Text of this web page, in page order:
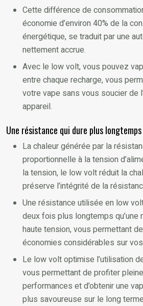
Cette différence de
économie d’environ 40% de la
énergétique, se traduit par une
nettement accrue.
Avec le low volt, vous pouvez
entre chaque recharge, vous
votre vape sans vous soucier de
appareil.
Une résistance qui dure plus longtemps
La chaleur générée par la
proportionnelle à la tension
la tension, le low volt réduit la
préserve l’intégrité de la
Une résistance utilisée en low
deux fois plus longtemps qu’une
haute tension, vous permettant
économies considérables sur
Le low volt optimise l’utilisation
vous permettant de profiter
performances et d’obtenir une
plus savoureuse sur le long